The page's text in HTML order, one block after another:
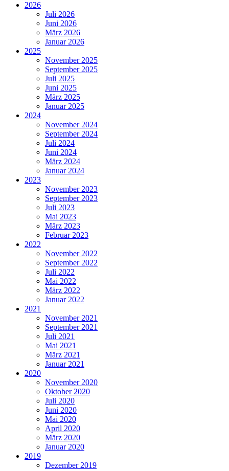
2026
Juli 2026
Juni 2026
März 2026
Januar 2026
2025
November 2025
September 2025
Juli 2025
Juni 2025
März 2025
Januar 2025
2024
November 2024
September 2024
Juli 2024
Juni 2024
März 2024
Januar 2024
2023
November 2023
September 2023
Juli 2023
Mai 2023
März 2023
Februar 2023
2022
November 2022
September 2022
Juli 2022
Mai 2022
März 2022
Januar 2022
2021
November 2021
September 2021
Juli 2021
Mai 2021
März 2021
Januar 2021
2020
November 2020
Oktober 2020
Juli 2020
Juni 2020
Mai 2020
April 2020
März 2020
Januar 2020
2019
Dezember 2019